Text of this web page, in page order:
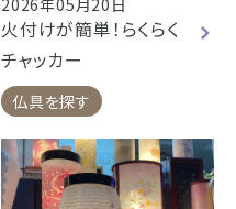
2026年05月20日
火付けが簡単！らくらく
チャッカー
仏具を探す